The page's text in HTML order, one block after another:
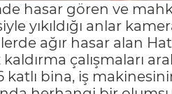
hasar gören ve
yıkıldığı anlar
ağır hasar alan
çalışmaları
katlı bina, iş